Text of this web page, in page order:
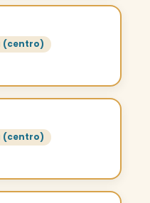
(centro)
(centro)